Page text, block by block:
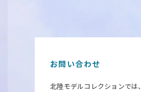
お問い合わせ
北陸モデルコレクションでは、